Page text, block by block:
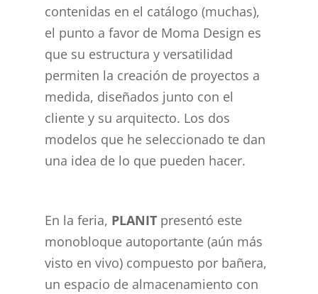
contenidas en el catálogo (muchas),
el punto a favor de Moma Design es
que su estructura y versatilidad
permiten la creación de proyectos a
medida, diseñados junto con el
cliente y su arquitecto. Los dos
modelos que he seleccionado te dan
una idea de lo que pueden hacer.
En la feria, PLANIT presentó este
monobloque autoportante (aún más
visto en vivo) compuesto por bañera,
un espacio de almacenamiento con